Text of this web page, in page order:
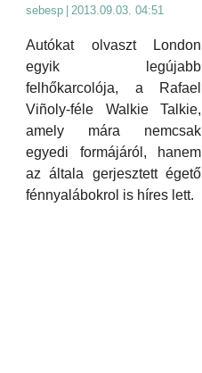
sebesp 2013.09.03. 04:51
Autókat olvaszt London
egyik legújabb
felhőkarcolója, a Rafael
Viñoly-féle Walkie Talkie,
amely mára nemcsak
egyedi formájáról, hanem
az általa gerjesztett égető
fénnyalábokrol is híres lett.